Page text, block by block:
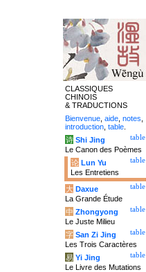
CLASSIQUES
CHINOIS
& TRADUCTIONS
Bienvenue aide notes
introduction table
table
诗 Shi Jing
Le Canon des Poèmes
table
论 Lun Yu
Les Entretiens
table
大 Daxue
La Grande Étude
table
中 Zhongyong
Le Juste Milieu
table
字 San Zi Jing
Les Trois Caractères
table
易 Yi Jing
Le Livre des Mutations